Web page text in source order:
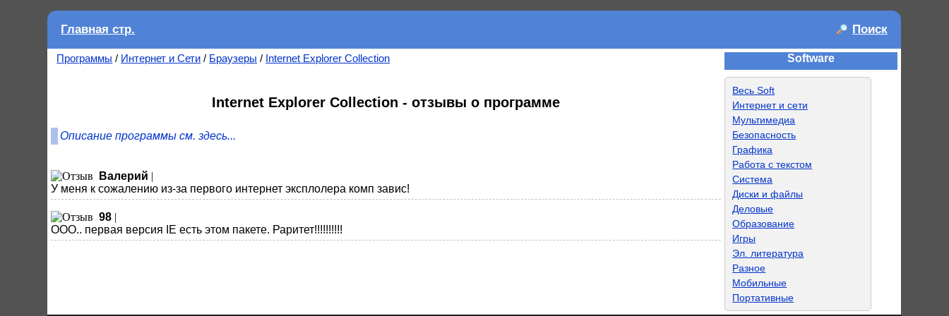
Главная стр. Поиск
Программы / Интернет и Сети / Браузеры / Internet Explorer Collection
Internet Explorer Collection - отзывы о программе
Описание программы см. здесь...
Валерий |
У меня к сожалению из-за первого интернет эксплолера комп завис!
98 |
ООО.. первая версия IE есть этом пакете. Раритет!!!!!!!!!!
Software
Весь Soft
Интернет и сети
Мультимедиа
Безопасность
Графика
Работа с текстом
Система
Диски и файлы
Деловые
Образование
Игры
Эл. литература
Разное
Мобильные
Портативные